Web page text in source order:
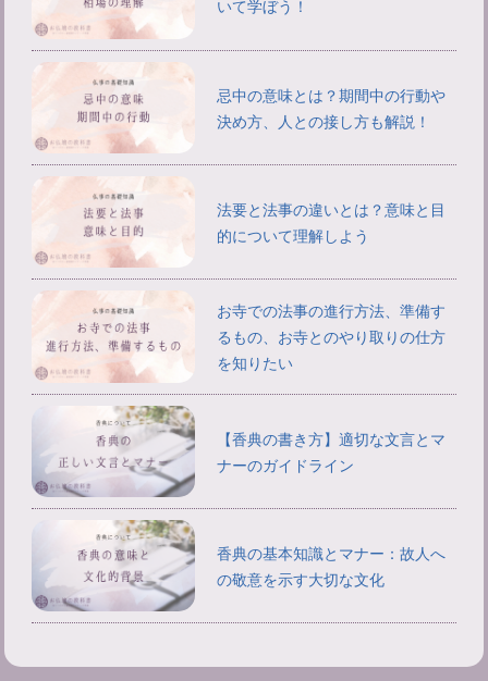
いて学ぼう！
忌中の意味とは？期間中の行動や
決め方、人との接し方も解説！
法要と法事の違いとは？意味と目
的について理解しよう
お寺での法事の進行方法、準備す
るもの、お寺とのやり取りの仕方
を知りたい
【香典の書き方】適切な文言とマ
ナーのガイドライン
香典の基本知識とマナー：故人へ
の敬意を示す大切な文化